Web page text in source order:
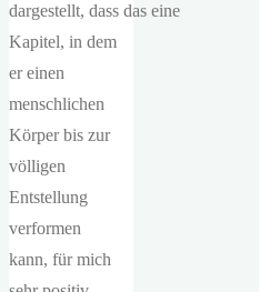
dargestellt, dass das eine
Kapitel, in dem
er einen
menschlichen
Körper bis zur
völligen
Entstellung
verformen
kann, für mich